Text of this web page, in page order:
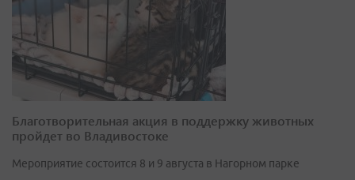
Благотворительная акция в поддержку животных
пройдет во Владивостоке
Мероприятие состоится 8 и 9 августа в Нагорном парке